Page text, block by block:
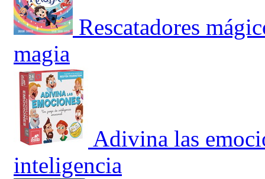
Rescatadores
magia
Adivina las
inteligencia